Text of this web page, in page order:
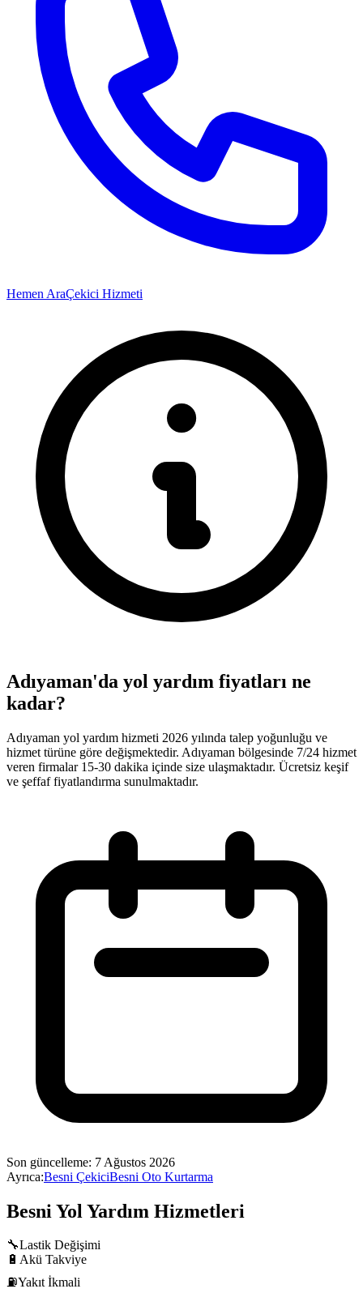
Hemen AraÇekici Hizmeti
Adıyaman'da yol yardım fiyatları ne
kadar?
Adıyaman yol yardım hizmeti 2026 yılında talep yoğunluğu ve
hizmet türüne göre değişmektedir. Adıyaman bölgesinde 7/24 hizmet
veren firmalar 15-30 dakika içinde size ulaşmaktadır. Ücretsiz keşif
ve şeffaf fiyatlandırma sunulmaktadır.
Son güncelleme: 7 Ağustos 2026
Ayrıca:Besni ÇekiciBesni Oto Kurtarma
Besni Yol Yardım Hizmetleri
🔧Lastik Değişimi
🔋 Akü Takviye
⛽Yakıt İkmali